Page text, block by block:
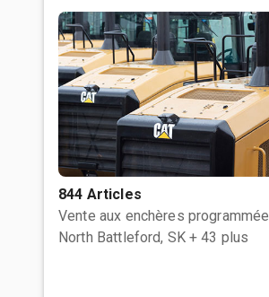
844 Articles
Vente aux enchères programmée
North Battleford, SK + 43 plus